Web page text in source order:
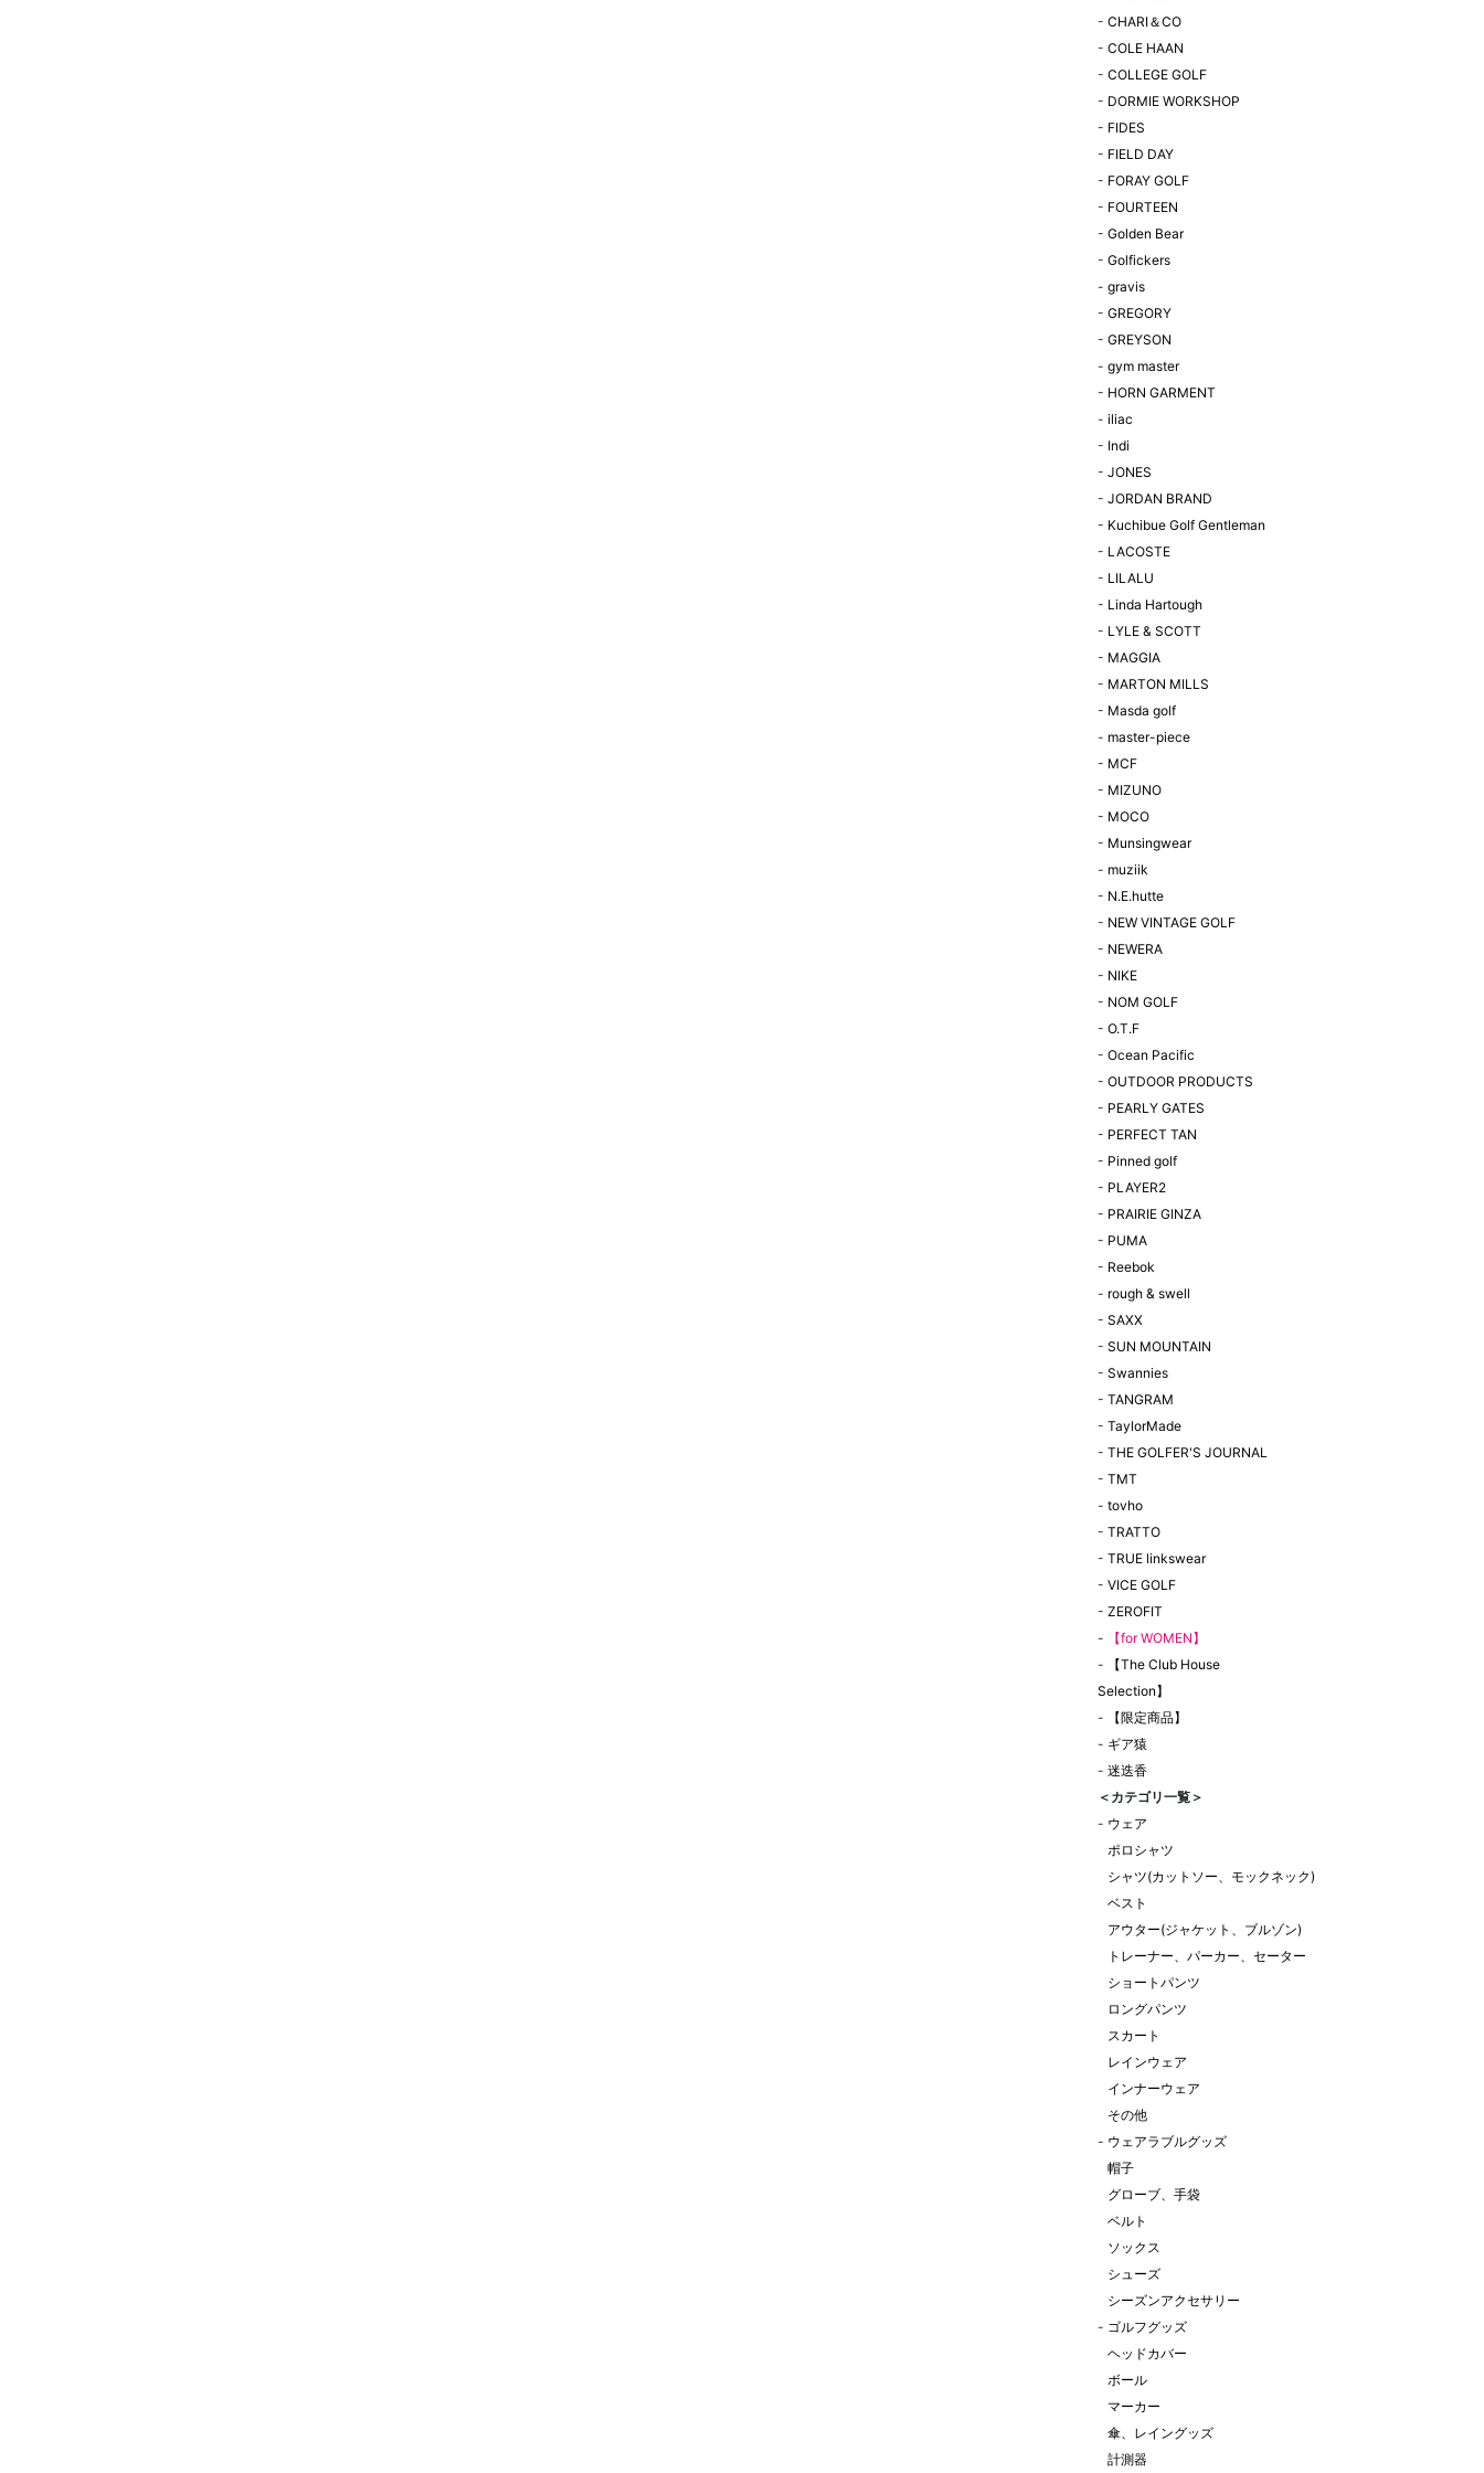
- CHARI＆CO
- COLE HAAN
- COLLEGE GOLF
- DORMIE WORKSHOP
- FIDES
- FIELD DAY
- FORAY GOLF
- FOURTEEN
- Golden Bear
- Golfickers
- gravis
- GREGORY
- GREYSON
- gym master
- HORN GARMENT
- iliac
- Indi
- JONES
- JORDAN BRAND
- Kuchibue Golf Gentleman
- LACOSTE
- LILALU
- Linda Hartough
- LYLE & SCOTT
- MAGGIA
- MARTON MILLS
- Masda golf
- master-piece
- MCF
- MIZUNO
- MOCO
- Munsingwear
- muziik
- N.E.hutte
- NEW VINTAGE GOLF
- NEWERA
- NIKE
- NOM GOLF
- O.T.F
- Ocean Pacific
- OUTDOOR PRODUCTS
- PEARLY GATES
- PERFECT TAN
- Pinned golf
- PLAYER2
- PRAIRIE GINZA
- PUMA
- Reebok
- rough & swell
- SAXX
- SUN MOUNTAIN
- Swannies
- TANGRAM
- TaylorMade
- THE GOLFER'S JOURNAL
- TMT
- tovho
- TRATTO
- TRUE linkswear
- VICE GOLF
- ZEROFIT
-
【for WOMEN】
-
【The Club House
Selection】
-
【限定商品】
- ギア猿
- 迷迭香
＜カテゴリ一覧＞
- ウェア
ポロシャツ
シャツ(カットソー、モックネック)
ベスト
アウター(ジャケット、ブルゾン)
トレーナー、パーカー、セーター
ショートパンツ
ロングパンツ
スカート
レインウェア
インナーウェア
その他
- ウェアラブルグッズ
帽子
グローブ、手袋
ベルト
ソックス
シューズ
シーズンアクセサリー
- ゴルフグッズ
ヘッドカバー
ボール
マーカー
傘、レイングッズ
計測器